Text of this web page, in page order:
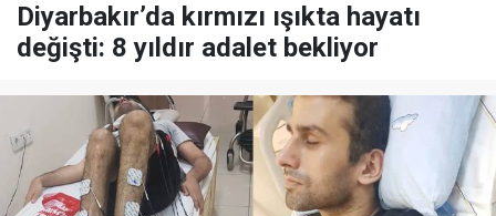
Diyarbakır’da kırmızı ışıkta hayatı
değişti: 8 yıldır adalet bekliyor